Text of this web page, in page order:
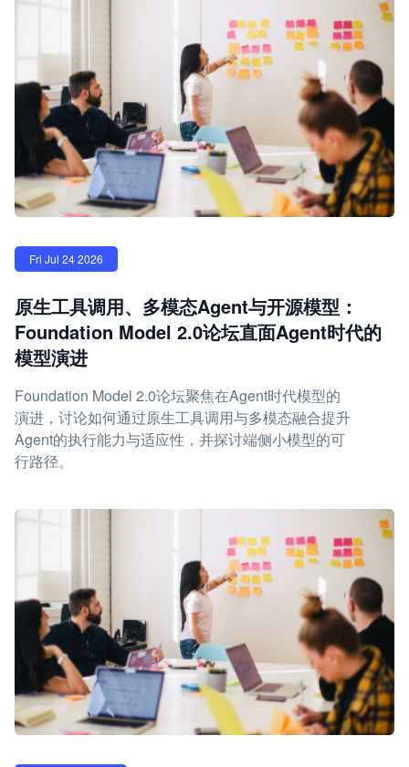
Fri Jul 24 2026
原生工具调用、多模态Agent与开源模型：
Foundation Model 2.0论坛直面Agent时代的
模型演进
Foundation Model 2.0论坛聚焦在Agent时代模型的
演进，讨论如何通过原生工具调用与多模态融合提升
Agent的执行能力与适应性，并探讨端侧小模型的可
行路径。